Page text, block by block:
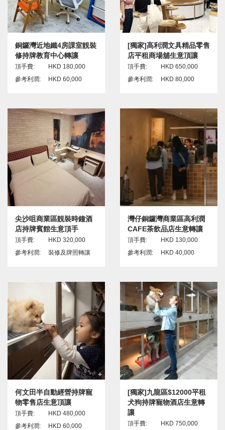
銅鑼灣近地鐵4房課室靚裝
修持牌教育中心轉讓
頂手費:
HKD 180,000
參考利潤:
HKD 60,000
[獨家]高利潤文具精品零售
店平租商場舖生意頂讓
頂手費:
HKD 650,000
參考利潤:
HKD 80,000
尖沙咀商業區靚裝時鐘酒
店持牌賓館生意頂手
頂手費:
HKD 320,000
參考利潤:
裝修及牌照轉讓
灣仔銅鑼灣商業區高利潤
CAFE茶飲品店生意轉讓
頂手費:
HKD 130,000
參考利潤:
HKD 40,000
何文田半自動經營持牌寵
物零售店生意頂讓
頂手費:
HKD 480,000
參考利潤:
HKD 60,000
[獨家]九龍區$12000平租
犬狗持牌寵物酒店生意轉
讓
頂手費:
HKD 750,000